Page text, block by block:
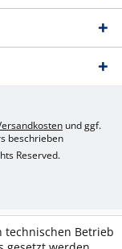
und ggf.
beschrieben
Reserved.
technischen Betrieb